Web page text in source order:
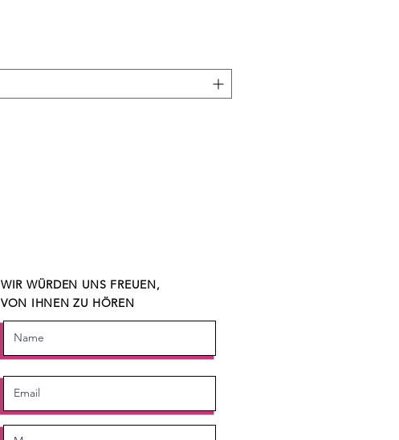
WIR WÜRDEN UNS FREUEN,
VON IHNEN ZU HÖREN